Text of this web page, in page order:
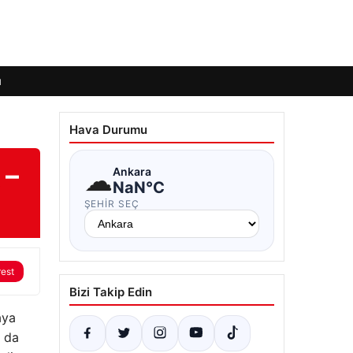
da
Hava Durumu
☁Ankara
NaN°C
ŞEHIR SEÇ
Bizi Takip Edin